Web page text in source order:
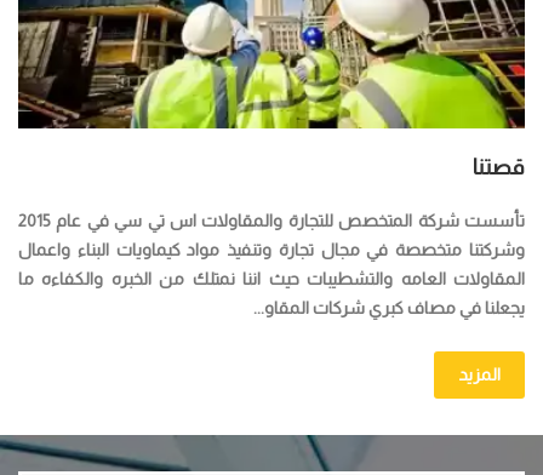
قصتنا
تأسست شركة المتخصص للتجارة والمقاولات اس تي سي في عام 2015
وشركتنا متخصصة في مجال تجارة وتنفيذ مواد كيماويات البناء واعمال
المقاولات العامه والتشطيبات حيث اننا نمتلك من الخبره والكفاءه ما
يجعلنا في مصاف كبري شركات المقاو...
المزيد